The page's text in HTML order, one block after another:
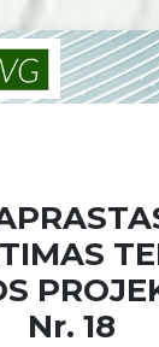
Nr. 18